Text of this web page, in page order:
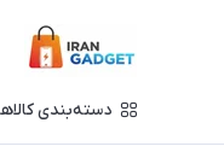
دسته‌بندی